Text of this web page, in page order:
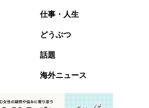
仕事・人生
どうぶつ
話題
海外ニュース